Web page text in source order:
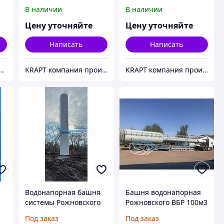
В наличии
Цену уточняйте
Написать
KRAPT компания производитель- емкостное, резервуарное, теплообменное оборудование
В наличии
Цену уточняйте
Написать
KRAPT компания производитель- емкостное, резервуарное, теплообменное оборудование
Водонапорная башня
системы Рожновского
Под заказ
Башня водонапорная
Рожновского ВБР 100м3
Под заказ